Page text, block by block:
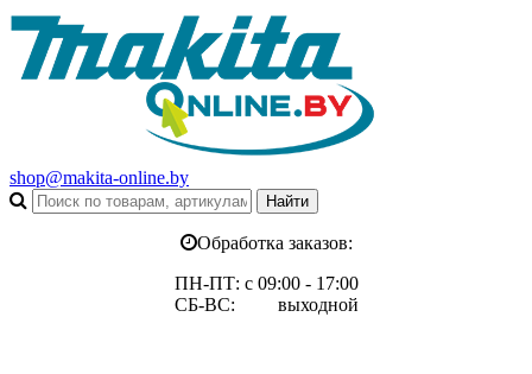
shop@makita-online.by
Обработка заказов:
ПН-ПТ: с 09:00 - 17:00
СБ-ВС: выходной